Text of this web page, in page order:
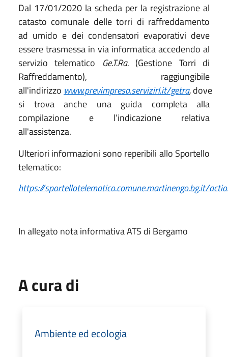
Dal 17/01/2020 la scheda per la registrazione al
catasto comunale delle torri di raffreddamento
ad umido e dei condensatori evaporativi deve
essere trasmessa in via informatica accedendo al
servizio telematico Ge.T.Ra.(Gestione Torri di
Raffreddamento), raggiungibile
all'indirizzo www.previmpresa.servizirl.it/getra,dove
si trova anche una guida completa alla
compilazione e l’indicazione relativa
all'assistenza.
Ulteriori informazioni sono reperibili allo Sportello
telematico:
https://sportellotelematico.comune.martinengo.bg.it/
In allegato nota informativa ATS di Bergamo
A cura di
Ambiente ed ecologia